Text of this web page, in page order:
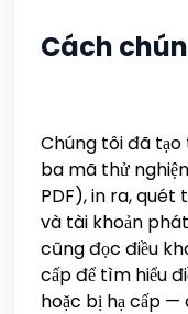
Cách
Chúng tôi đã tạo
ba mã thử
PDF), in ra, quét
và tài khoản
cũng đọc điều
cấp để tìm hiểu
hoặc bị hạ cấp —